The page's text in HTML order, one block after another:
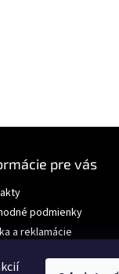
pre vás
podmienky
a reklamácie